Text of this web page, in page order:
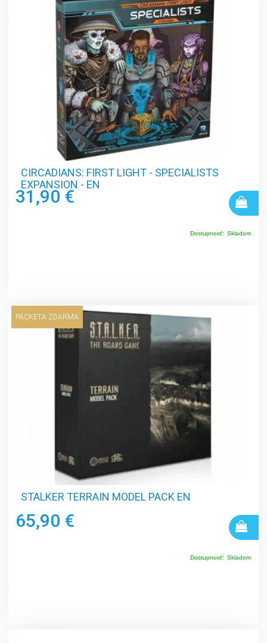
CIRCADIANS: FIRST LIGHT - SPECIALISTS
EXPANSION - EN
31,90 €
Dostupnosť: Skladom
PACKETA ZDARMA
STALKER TERRAIN MODEL PACK EN
65,90 €
Dostupnosť: Skladom